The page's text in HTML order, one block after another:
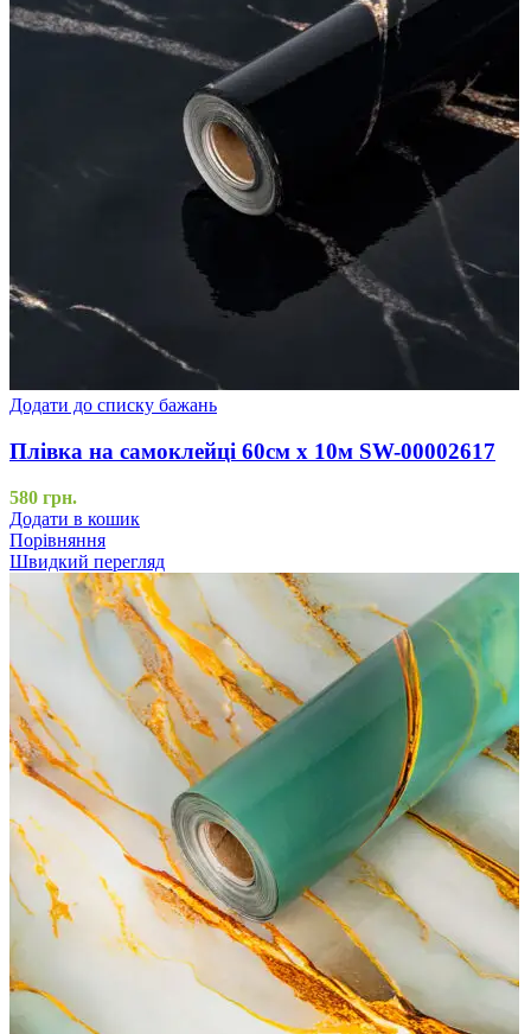
Додати до списку бажань
Плівка на самоклейці 60см х 10м SW-00002617
580 грн.
Додати в кошик
Порівняння
Швидкий перегляд